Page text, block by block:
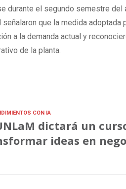
durante el segundo semestre del
que la medida adoptada
a la demanda actual y
de la planta.
CON IA
dictará un
ideas en